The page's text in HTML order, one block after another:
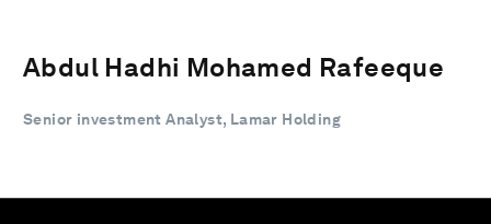
Abdul Hadhi Mohamed Rafeeque
Senior investment Analyst, Lamar Holding